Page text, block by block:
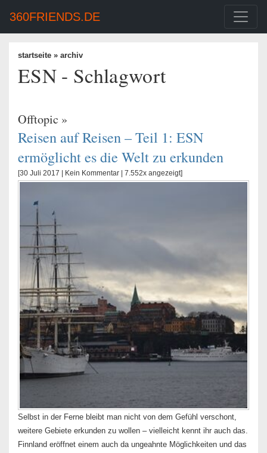
360FRIENDS.DE
startseite » archiv
ESN - Schlagwort
Offtopic »
Reisen auf Reisen – Teil 1: ESN
ermöglicht es die Welt zu erkunden
[30 Juli 2017 | Kein Kommentar | 7.552x angezeigt]
Selbst in der Ferne bleibt man nicht von dem Gefühl verschont,
weitere Gebiete erkunden zu wollen – vielleicht kennt ihr auch das.
Finnland eröffnet einem auch da ungeahnte Möglichkeiten und das